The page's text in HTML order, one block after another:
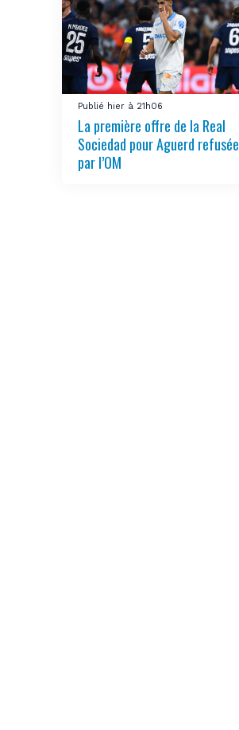
Publié hier à 21h06
La première offre de la Real
Sociedad pour Aguerd refusée
par l’OM